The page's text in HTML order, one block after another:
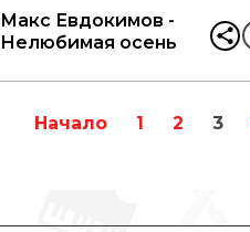
Макс Евдокимов -
Нелюбимая осень
Начало 1 2 3